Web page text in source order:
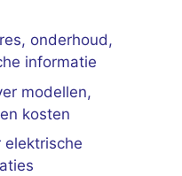
onderhoud,
informatie
modellen,
kosten
elektrische